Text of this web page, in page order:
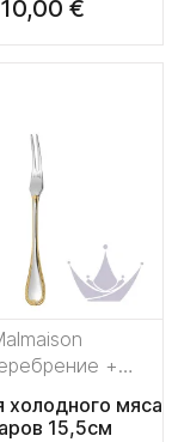
€
+
холодного мяса
15,5см